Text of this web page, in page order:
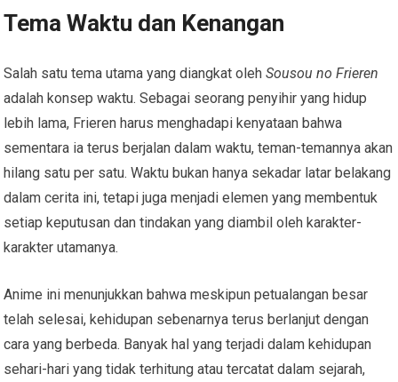
Tema Waktu dan Kenangan
Salah satu tema utama yang diangkat olehSousou no Frieren
adalah konsep waktu. Sebagai seorang penyihir yang hidup
lebih lama, Frieren harus menghadapi kenyataan bahwa
sementara ia terus berjalan dalam waktu, teman-temannya akan
hilang satu per satu. Waktu bukan hanya sekadar latar belakang
dalam cerita ini, tetapi juga menjadi elemen yang membentuk
setiap keputusan dan tindakan yang diambil oleh karakter-
karakter utamanya.
Anime ini menunjukkan bahwa meskipun petualangan besar
telah selesai, kehidupan sebenarnya terus berlanjut dengan
cara yang berbeda. Banyak hal yang terjadi dalam kehidupan
sehari-hari yang tidak terhitung atau tercatat dalam sejarah,